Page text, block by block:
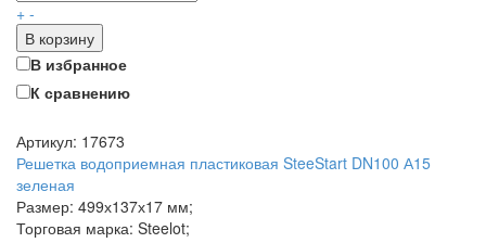
+ -
В корзину
В избранное
К сравнению
Артикул: 17673
Решетка водоприемная пластиковая SteeStart DN100 А15
зеленая
Размер: 499х137х17 мм;
Торговая марка: Steelot;